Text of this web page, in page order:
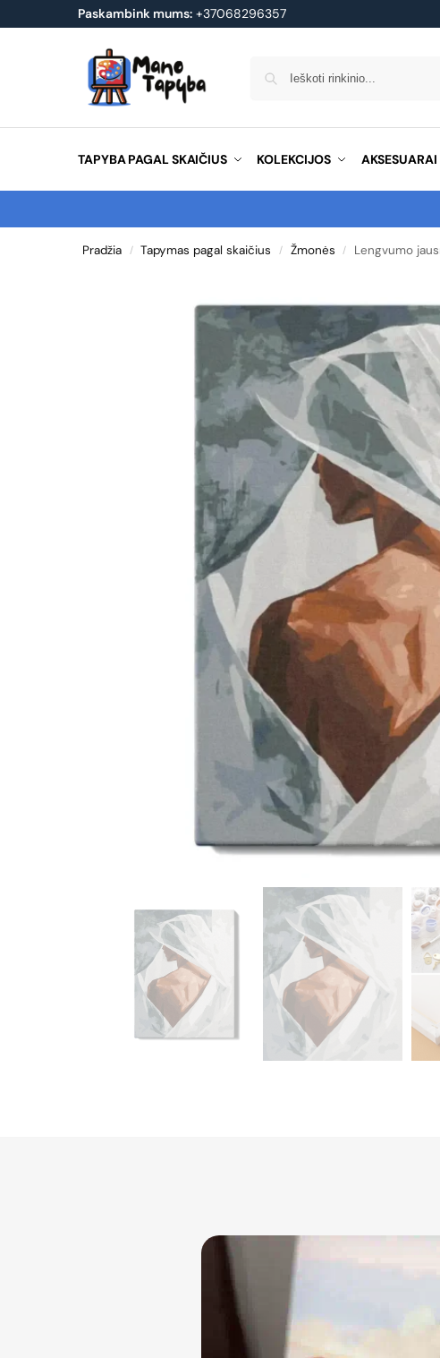
Paskambink mums: +37068296357
TAPYBA PAGAL SKAIČIUS KOLEKCIJOS AKSESUARAI
Pradžia / Tapymas pagal skaičius / Žmonės / Lengvumo